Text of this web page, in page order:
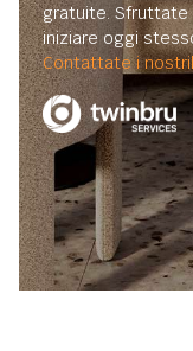
gratuite. Sfruttate
iniziare oggi
Contattate i